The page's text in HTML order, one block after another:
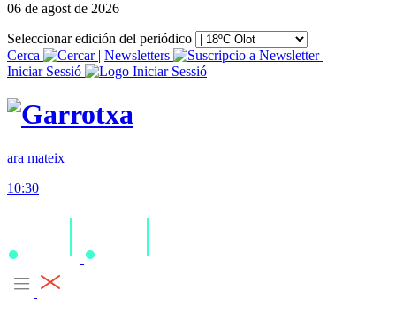
06 de agost de 2026
Seleccionar edición del periódico
Cerca
| Newsletters
|
Iniciar Sessió
ara mateix
10:30